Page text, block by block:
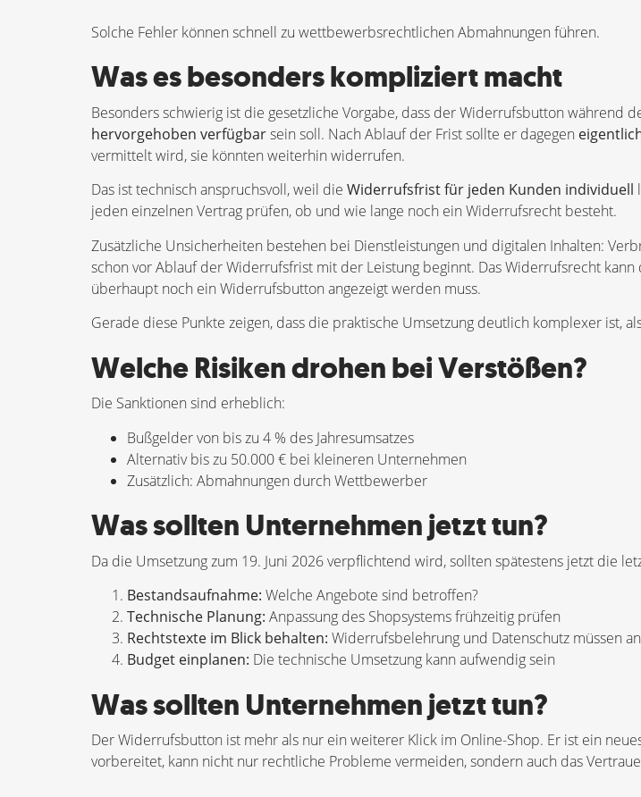
Solche Fehler können schnell zu wettbewerbsrechtlichen Abmahnungen führen.
Was es besonders kompliziert macht
Besonders schwierig ist die gesetzliche Vorgabe, dass der Widerrufsbutton während
hervorgehoben verfügbarsein soll. Nach Ablauf der Frist sollte er dagegen
vermittelt wird, sie könnten weiterhin widerrufen.
Das ist technisch anspruchsvoll, weil die Widerrufsfrist für jeden Kunden individuell
jeden einzelnen Vertrag prüfen, ob und wie lange noch ein Widerrufsrecht besteht.
Zusätzliche Unsicherheiten bestehen bei Dienstleistungen und digitalen Inhalten:
schon vor Ablauf der Widerrufsfrist mit der Leistung beginnt. Das Widerrufsrecht
überhaupt noch ein Widerrufsbutton angezeigt werden muss.
Gerade diese Punkte zeigen, dass die praktische Umsetzung deutlich komplexer ist,
Welche Risiken drohen bei Verstößen?
Die Sanktionen sind erheblich:
Bußgelder von bis zu 4 % des Jahresumsatzes
Alternativ bis zu 50.000 € bei kleineren Unternehmen
Zusätzlich: Abmahnungen durch Wettbewerber
Was sollten Unternehmen jetzt tun?
Da die Umsetzung zum 19. Juni 2026 verpflichtend wird, sollten spätestens jetzt die
Bestandsaufnahme: Welche Angebote sind betroffen?
Technische Planung: Anpassung des Shopsystems frühzeitig prüfen
Rechtstexte im Blick behalten: Widerrufsbelehrung und Datenschutz müssen
Budget einplanen: Die technische Umsetzung kann aufwendig sein
Was sollten Unternehmen jetzt tun?
Der Widerrufsbutton ist mehr als nur ein weiterer Klick im Online-Shop. Er ist ein
vorbereitet, kann nicht nur rechtliche Probleme vermeiden, sondern auch das